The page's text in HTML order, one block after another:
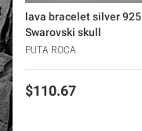
lava bracelet silver 925
Swarovski skull
PUTA ROCA
Price
$110.67